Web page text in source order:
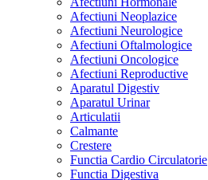
Afectiuni Neoplazice
Afectiuni Neurologice
Afectiuni Oftalmologice
Afectiuni Oncologice
Afectiuni Reproductive
Aparatul Digestiv
Aparatul Urinar
Articulatii
Calmante
Crestere
Functia Cardio Circulatorie
Functia Digestiva